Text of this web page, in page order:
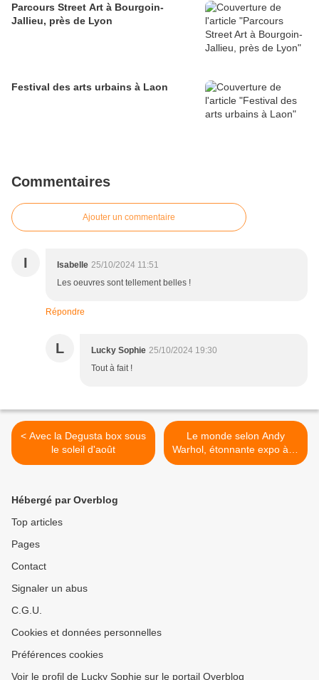
Parcours Street Art à Bourgoin-
Jallieu, près de Lyon
Festival des arts urbains à Laon
Commentaires
Ajouter un commentaire
I Isabelle 25/10/2024 11:51
Les oeuvres sont tellement belles !
Répondre
L Lucky Sophie 25/10/2024 19:30
Tout à fait !
< Avec la Degusta box sous
le soleil d'août
Le monde selon Andy
Warhol, étonnante expo à la
Chaufferie de l'Antiquaille,
Hébergé par Overblog
Top articles
Pages
Contact
Signaler un abus
C.G.U.
Cookies et données personnelles
Préférences cookies
Voir le profil de Lucky Sophie sur le portail Overblog